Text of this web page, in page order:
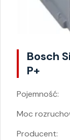
Bosch
P+
Pojemność:
Moc
Producent: